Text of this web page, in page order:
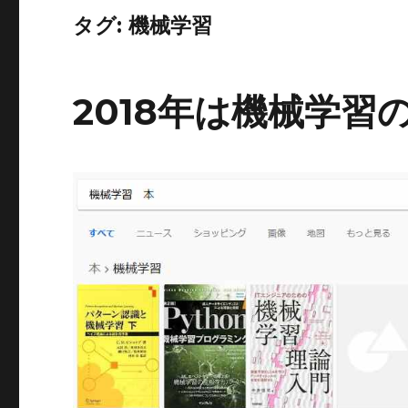
タグ:機械学習
2018年は機械学習